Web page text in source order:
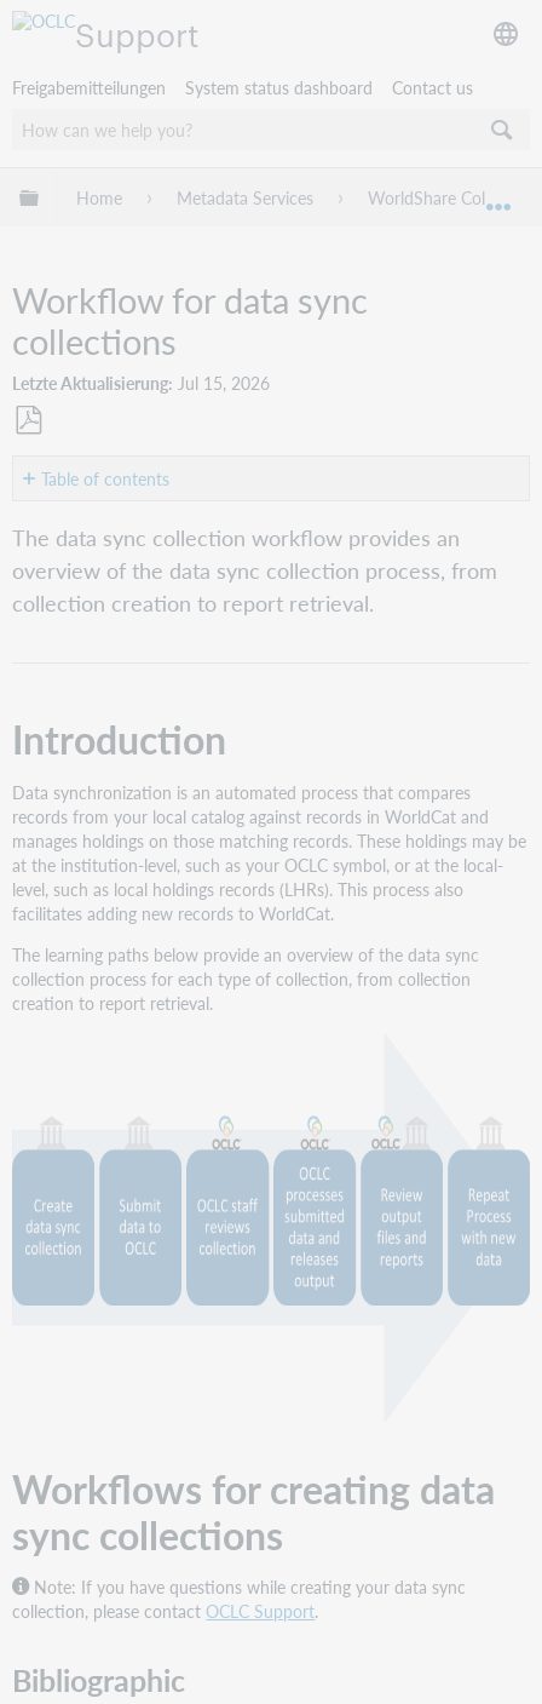
Support
Freigabemitteilungen System status dashboard Contact us
Globale Hierarchie expandieren/verbergen
Home Metadata Services WorldShare Collection
Workflow for data sync
collections
Letzte Aktualisierung Jul 15, 2026
PDFTable of contents
Introduction
Workflows
for
creating
Delete
holdings
records
Delete
WorldCat
holdings
Local
holdings
records
Non-
MARC
(bibliographic
or
holdings
Reclamation
The data sync collection workflow provides an
overview of the data sync collection process, from
collection creation to report retrieval.
Introduction
Data synchronization is an automated process that compares
records from your local catalog against records in WorldCat and
manages holdings on those matching records. These holdings may be
at the institution-level, such as your OCLC symbol, or at the local-
level, such as local holdings records (LHRs). This process also
facilitates adding new records to WorldCat.
The learning paths below provide an overview of the data sync
collection process for each type of collection, from collection
creation to report retrieval.
Workflows for creating data
sync collections
Note: If you have questions while creating your data sync
collection, please contactOCLC Support.
Bibliographic